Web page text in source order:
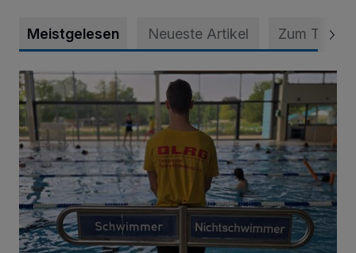
Meistgelesen Neueste Artikel Zum Thema
Flotte Flosse sehr erfolgreich!